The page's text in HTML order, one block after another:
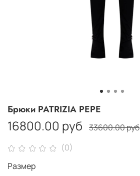
(0)
Брюки PATRIZIA PEPE
16800.00 руб 33600.00 руб
Размер